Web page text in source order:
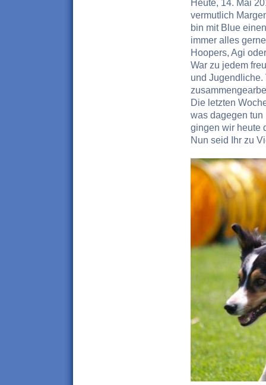
Heute, 14. Mai
vermutlich
bin mit Blue
immer alles
Hoopers, Agi
War zu jedem
und
Die letzten
was dagegen
gingen wir heute
Nun seid Ihr zu